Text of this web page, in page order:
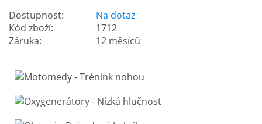
Dostupnost:
Na dotaz
Kód zboží:
1712
Záruka:
12 měsíců